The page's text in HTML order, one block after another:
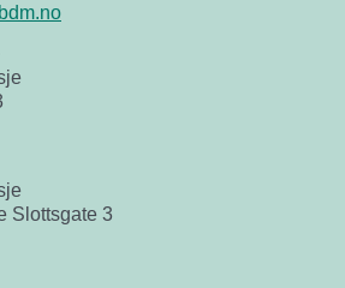
Slottsgate 3